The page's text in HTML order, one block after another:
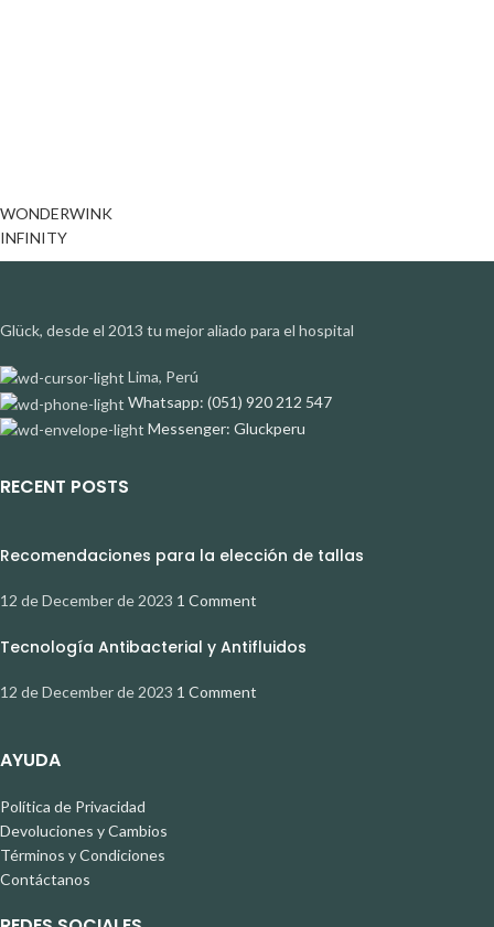
WONDERWINK
INFINITY
Glück, desde el 2013 tu mejor aliado para el hospital
Lima, Perú
Whatsapp: (051) 920 212 547
Messenger: Gluckperu
RECENT POSTS
Recomendaciones para la elección de tallas
12 de December de 2023 1 Comment
Tecnología Antibacterial y Antifluidos
12 de December de 2023 1 Comment
AYUDA
Política de Privacidad
Devoluciones y Cambios
Términos y Condiciones
Contáctanos